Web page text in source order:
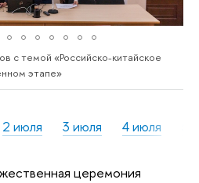
с темой «Российско-китайское
этапе»
2 июля 3 июля 4 июля
церемония